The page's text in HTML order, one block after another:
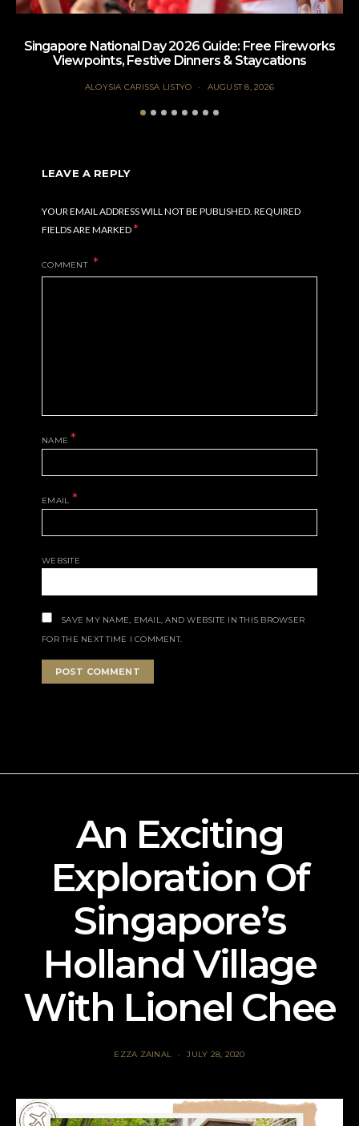
Singapore National Day 2026 Guide: Free Fireworks
Viewpoints, Festive Dinners & Staycations
ALOYSIA CARISSA LISTYO AUGUST 8, 2026
LEAVE A REPLY
YOUR EMAIL ADDRESS WILL NOT BE PUBLISHED. REQUIRED
FIELDS ARE MARKED*
COMMENT
NAME*
EMAIL *
WEBSITE
SAVE MY NAME, EMAIL, AND WEBSITE IN THIS BROWSER
FOR THE NEXT TIME I COMMENT.
An Exciting
Exploration Of
Singapore’s
Holland Village
With Lionel Chee
EZZA ZAINAL JULY 28, 2020